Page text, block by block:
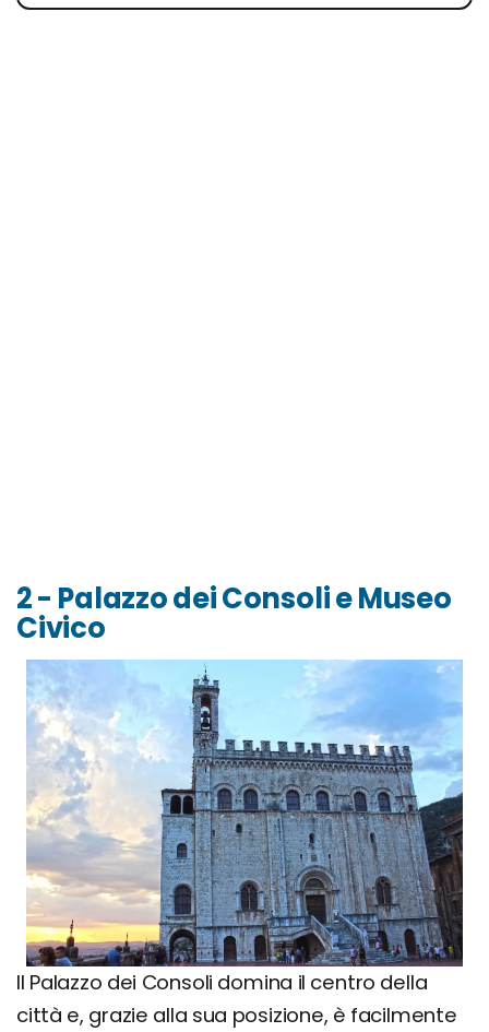
2 - Palazzo dei Consoli e Museo
Civico
Il Palazzo dei Consoli domina il centro della
città e, grazie alla sua posizione, è facilmente